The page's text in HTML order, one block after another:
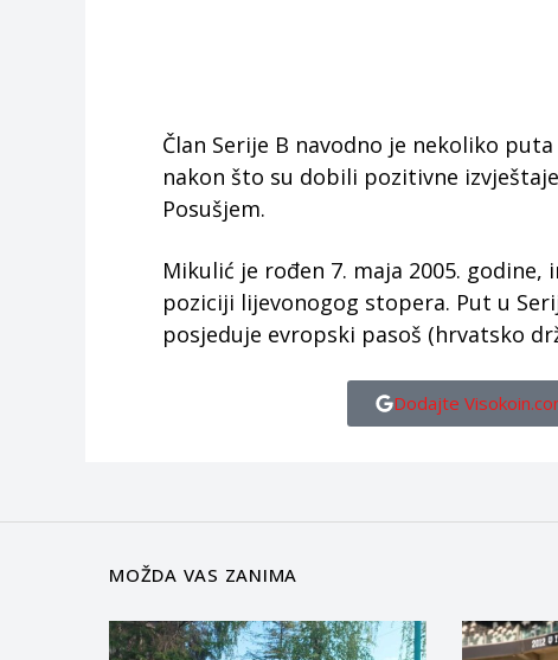
Član Serije B navodno je nekoliko
nakon što su dobili pozitivne
Posušjem.
Mikulić je rođen 7. maja 2005. godine,
poziciji lijevonogog stopera. Put u
posjeduje evropski pasoš (hrvatsko
Dodajte
MOŽDA VAS ZANIMA